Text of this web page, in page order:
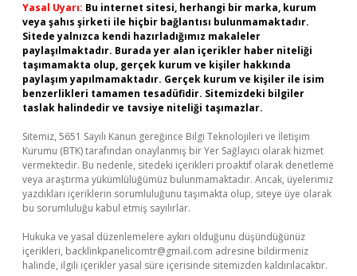
Yasal Uyarı: Bu internet sitesi, herhangi bir marka, kurum
veya şahıs şirketi ile hiçbir bağlantısı bulunmamaktadır.
Sitede yalnızca kendi hazırladığımız makaleler
paylaşılmaktadır. Burada yer alan içerikler haber niteliği
taşımamakta olup, gerçek kurum ve kişiler hakkında
paylaşım yapılmamaktadır. Gerçek kurum ve kişiler ile isim
benzerlikleri tamamen tesadüfidir. Sitemizdeki bilgiler
taslak halindedir ve tavsiye niteliği taşımazlar.
Sitemiz, 5651 Sayılı Kanun gereğince Bilgi Teknolojileri ve İletişim
Kurumu (BTK) tarafından onaylanmış bir Yer Sağlayıcı olarak hizmet
vermektedir. Bu nedenle, sitedeki içerikleri proaktif olarak denetleme
veya araştırma yükümlülüğümüz bulunmamaktadır. Ancak, üyelerimiz
yazdıkları içeriklerin sorumluluğunu taşımakta olup, siteye üye olarak
bu sorumluluğu kabul etmiş sayılırlar.
Hukuka ve yasal düzenlemelere aykırı olduğunu düşündüğünüz
içerikleri, backlinkpanelicomtr@gmail.com adresine bildirmeniz
halinde, ilgili içerikler yasal süre içerisinde sitemizden kaldırılacaktır.